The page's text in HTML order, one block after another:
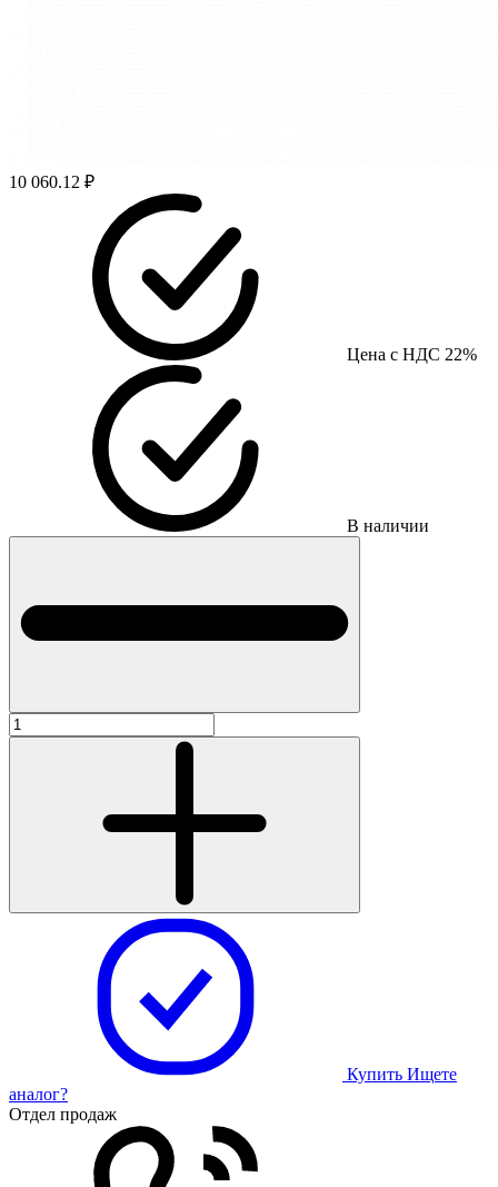
10 060.12 ₽
Цена с НДС 22%
В наличии
Купить Ищете
аналог?
Отдел продаж